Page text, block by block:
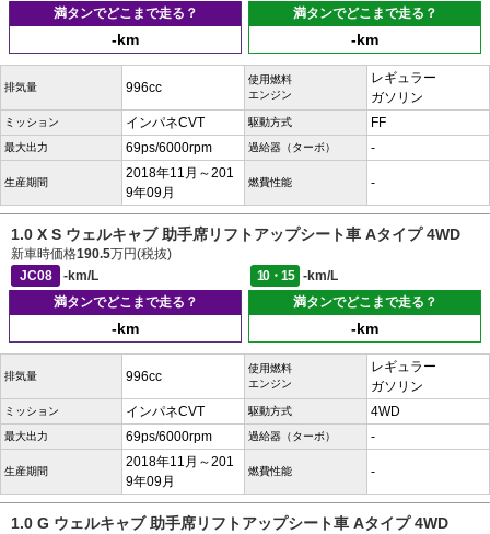
満タンでどこまで走る？
-km
満タンでどこまで走る？
-km
排気量 996cc
使用燃料
エンジン
レギュラー
ガソリン
ミッション インパネCVT 駆動方式 FF
最大出力 69ps/6000rpm 過給器（ターボ） -
生産期間
2018年11月～201
9年09月
燃費性能 -
1.0 X S ウェルキャブ 助手席リフトアップシート車 Aタイプ 4WD
新車時価格190.5万円(税抜)
JC08
-km/L 10・15
-km/L
満タンでどこまで走る？
-km
満タンでどこまで走る？
-km
排気量 996cc
使用燃料
エンジン
レギュラー
ガソリン
ミッション インパネCVT 駆動方式 4WD
最大出力 69ps/6000rpm 過給器（ターボ） -
生産期間
2018年11月～201
9年09月
燃費性能 -
1.0 G ウェルキャブ 助手席リフトアップシート車 Aタイプ 4WD